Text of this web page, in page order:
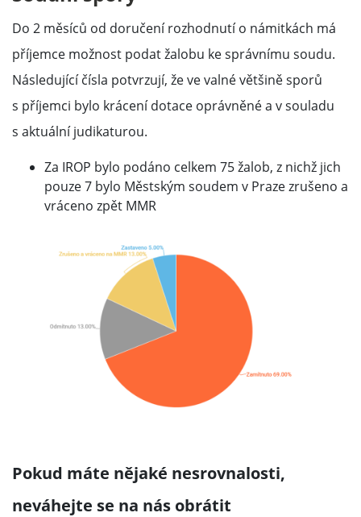
Do 2 měsíců od doručení rozhodnutí o námitkách má
příjemce možnost podat žalobu ke správnímu soudu.
Následující čísla potvrzují, že ve valné většině sporů
s příjemci bylo krácení dotace oprávněné a v souladu
s aktuální judikaturou.
Za IROP bylo podáno celkem 75 žalob, z nichž jich
pouze 7 bylo Městským soudem v Praze zrušeno a
vráceno zpět MMR
Pokud máte nějaké nesrovnalosti,
neváhejte se na nás obrátit